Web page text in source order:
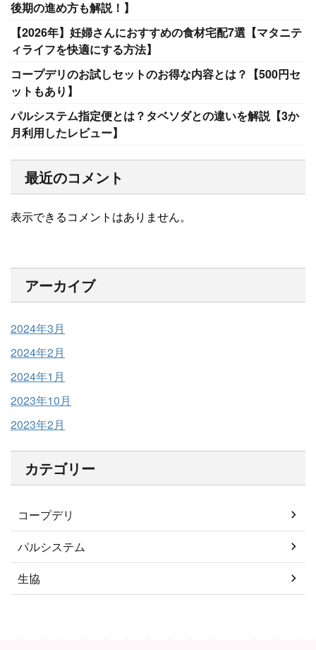
後期の進め方も解説！】
【2026年】妊婦さんにおすすめの食材宅配7選【マタニテ
ィライフを快適にする方法】
コープデリのお試しセットのお得な内容とは？【500円セ
ットもあり】
パルシステム指定便とは？タベソダとの違いを解説【3か
月利用したレビュー】
最近のコメント
表示できるコメントはありません。
アーカイブ
2024年3月
2024年2月
2024年1月
2023年10月
2023年2月
カテゴリー
コープデリ
パルシステム
生協